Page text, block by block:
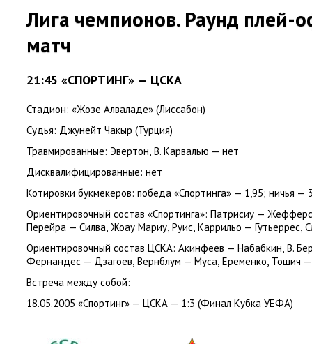
Лига чемпионов. Раунд плей-
матч
21:45 «СПОРТИНГ» — ЦСКА
Стадион: «Жозе Алваладе» (Лиссабон)
Судья: Джунейт Чакыр (Турция)
Травмированные: Эвертон, В. Карвалью — нет
Дисквалифицированные: нет
Котировки букмекеров: победа «Спортинга» — 1,95; ничья
Ориентировочный состав «Спортинга»: Патрисиу —
Перейра — Силва, Жоау Мариу, Руис, Каррильо — Гутьеррес,
Ориентировочный состав ЦСКА: Акинфеев — Набабкин, В.
Фернандес — Дзагоев, Вернблум — Муса, Еременко, Тошич
Встреча между собой:
18.05.2005 «Спортинг» — ЦСКА — 1:3 (Финал Кубка УЕФА)